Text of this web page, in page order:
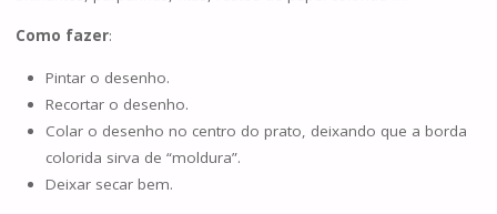
Como fazer:
Pintar o desenho.
Recortar o desenho.
Colar o desenho no centro do prato, deixando que a borda
colorida sirva de “moldura”.
Deixar secar bem.